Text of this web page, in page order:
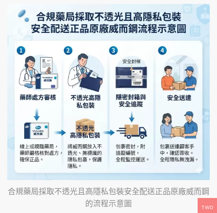
合規藥局採取不透光且高隱私包裝安全配送正品原廠威而鋼
的流程示意圖
TWD